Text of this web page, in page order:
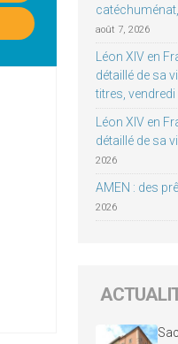
août 7, 2026
Léon XIV en
détaillé de sa
titres,
Léon XIV en
détaillé de sa
2026
AMEN : des
2026